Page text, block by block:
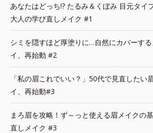
あなたはどっち!? たるみ＆くぼみ 目元タイ
大人の学び直しメイク #1
シミを隠すほど厚塗りに…自然にカバーす
イ、再始動 #2
「私の眉これでいい？」50代で見直したい
イ、再始動#3
まろ眉を攻略！ず～っと使える眉メイクの
直しメイク #3